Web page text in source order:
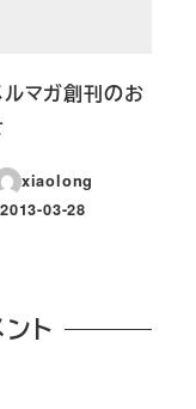
マガ創刊のお
xiaolong
投稿日
2013-03-28
ト